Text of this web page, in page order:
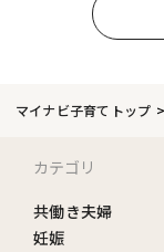
マイナビ子育てトップ
カテゴリ
共働き夫婦
妊娠